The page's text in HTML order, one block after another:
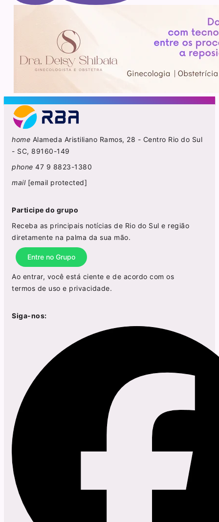
home Alameda Aristiliano Ramos, 28 - Centro Rio do Sul
- SC, 89160-149
phone 47 9 8823-1380
mail [email protected]
Participe do grupo
Receba as principais notícias de Rio do Sul e região
diretamente na palma da sua mão.
Entre no Grupo
Ao entrar, você está ciente e de acordo com os
termos de uso e privacidade.
Siga-nos: